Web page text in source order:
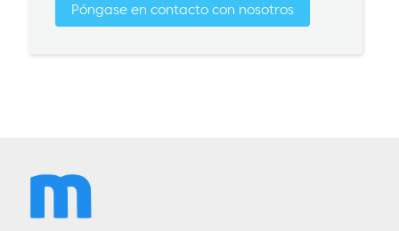
Póngase en contacto con nosotros